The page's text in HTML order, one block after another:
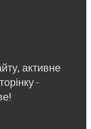
активне
-